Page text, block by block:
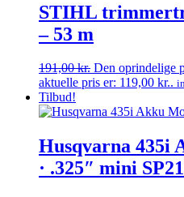
STIHL
– 53 m
191,00kr. Den oprindelige
aktuelle pris er: 119,00 kr..
Tilbud!
Husqvarna 435i
· .325″ mini